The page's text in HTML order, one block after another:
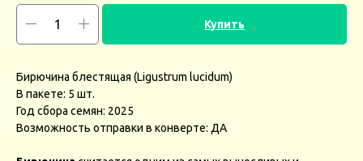
Купить
Бирючина блестящая (Ligustrum lucidum)
В пакете: 5 шт.
Год сбора семян: 2025
Возможность отправки в конверте: ДА